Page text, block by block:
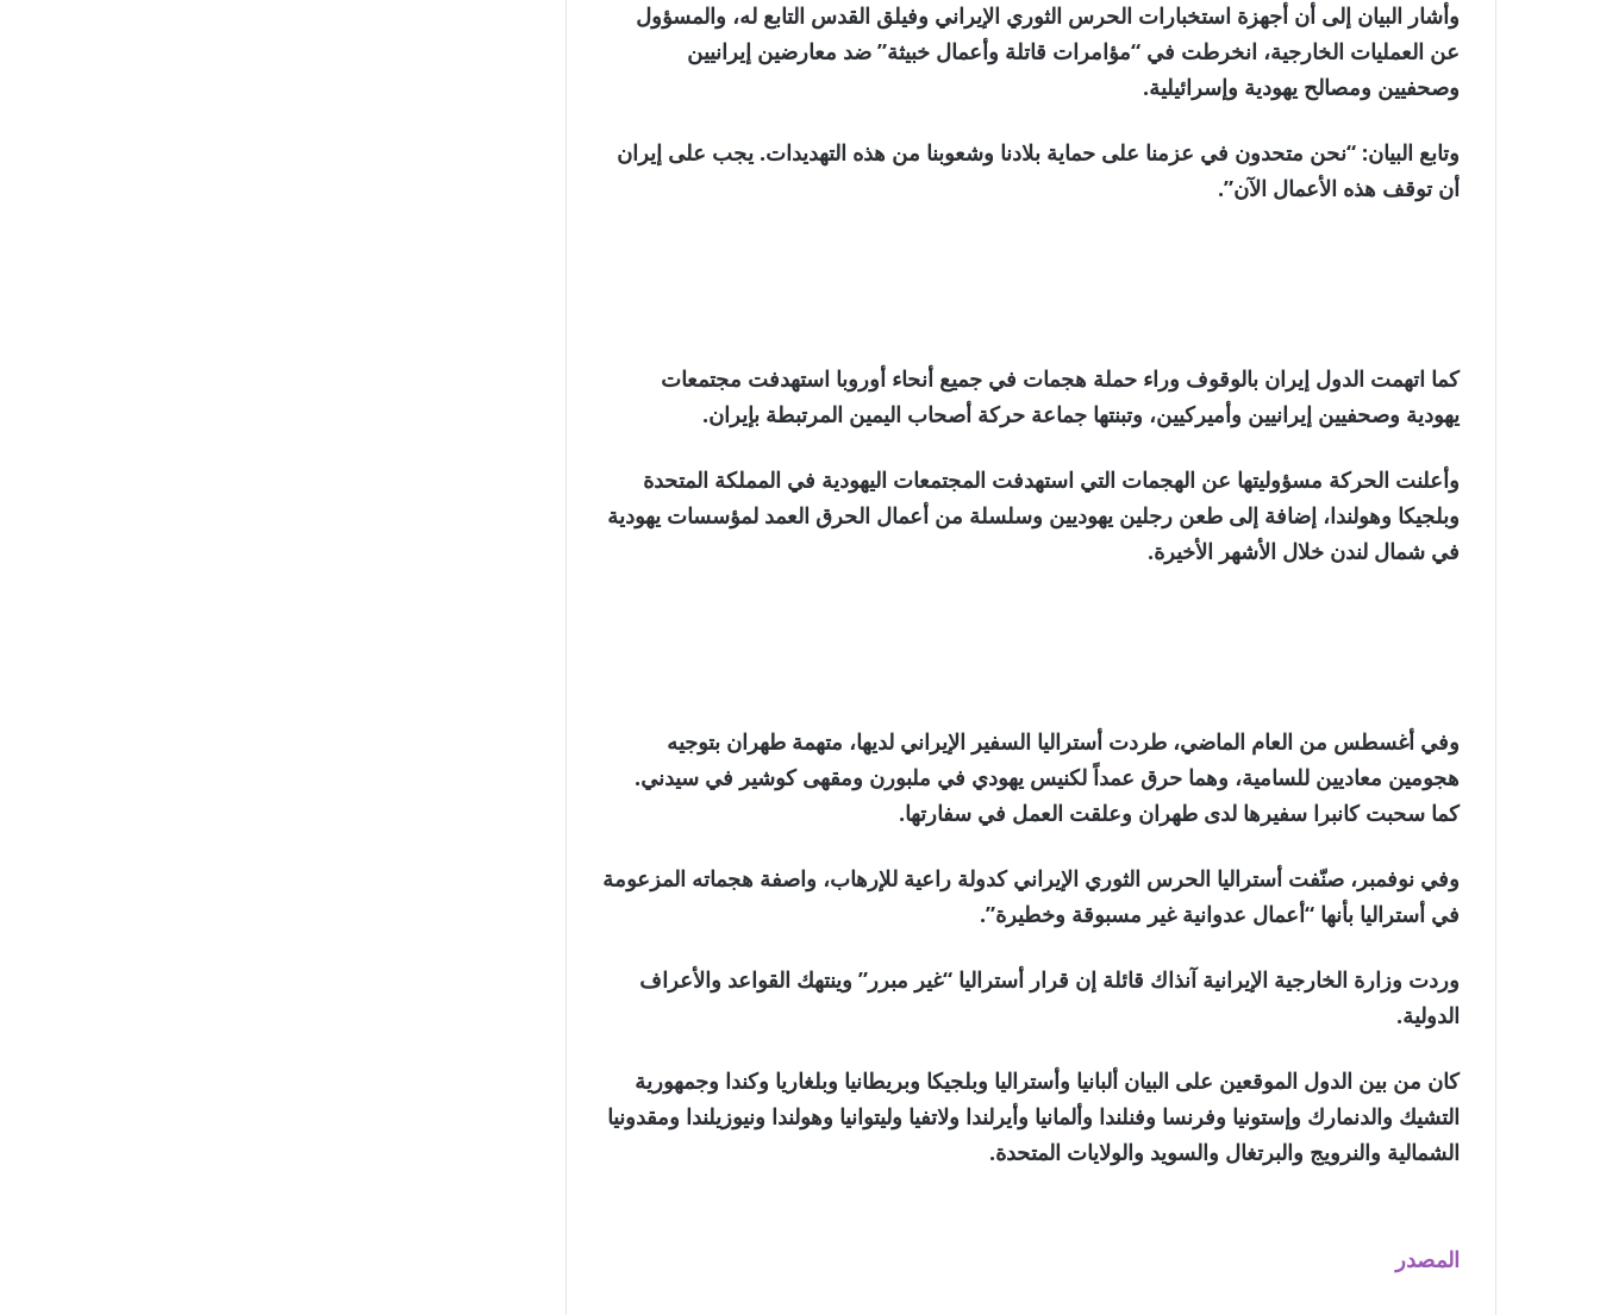
وأشار البيان إلى أن أجهزة استخبارات الحرس الثوري الإيراني وفيلق القدس التابع له، والمسؤول
عن العمليات الخارجية، انخرطت في “مؤامرات قاتلة وأعمال خبيثة” ضد معارضين إيرانيين
وصحفيين ومصالح يهودية وإسرائيلية.
وتابع البيان: “نحن متحدون في عزمنا على حماية بلادنا وشعوبنا من هذه التهديدات. يجب على إيران
أن توقف هذه الأعمال الآن”.
كما اتهمت الدول إيران بالوقوف وراء حملة هجمات في جميع أنحاء أوروبا استهدفت مجتمعات
يهودية وصحفيين إيرانيين وأميركيين، وتبنتها جماعة حركة أصحاب اليمين المرتبطة بإيران.
وأعلنت الحركة مسؤوليتها عن الهجمات التي استهدفت المجتمعات اليهودية في المملكة المتحدة
وبلجيكا وهولندا، إضافة إلى طعن رجلين يهوديين وسلسلة من أعمال الحرق العمد لمؤسسات يهودية
في شمال لندن خلال الأشهر الأخيرة.
وفي أغسطس من العام الماضي، طردت أستراليا السفير الإيراني لديها، متهمة طهران بتوجيه
هجومين معاديين للسامية، وهما حرق عمداً لكنيس يهودي في ملبورن ومقهى كوشير في سيدني.
كما سحبت كانبرا سفيرها لدى طهران وعلقت العمل في سفارتها.
وفي نوفمبر، صنّفت أستراليا الحرس الثوري الإيراني كدولة راعية للإرهاب، واصفة هجماته المزعومة
في أستراليا بأنها “أعمال عدوانية غير مسبوقة وخطيرة”.
وردت وزارة الخارجية الإيرانية آنذاك قائلة إن قرار أستراليا “غير مبرر” وينتهك القواعد والأعراف
الدولية.
كان من بين الدول الموقعين على البيان ألبانيا وأستراليا وبلجيكا وبريطانيا وبلغاريا وكندا وجمهورية
التشيك والدنمارك وإستونيا وفرنسا وفنلندا وألمانيا وأيرلندا ولاتفيا وليتوانيا وهولندا ونيوزيلندا ومقدونيا
الشمالية والنرويج والبرتغال والسويد والولايات المتحدة.
المصدر